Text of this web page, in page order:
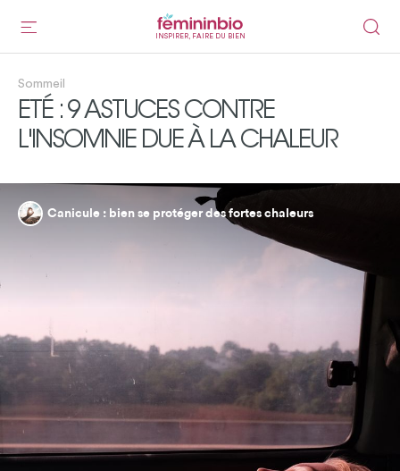
INSPIRER, FAIRE DU BIEN
Sommeil
ETÉ : 9 ASTUCES CONTRE
L'INSOMNIE DUE À LA CHALEUR
Canicule : bien se protéger des fortes chaleurs